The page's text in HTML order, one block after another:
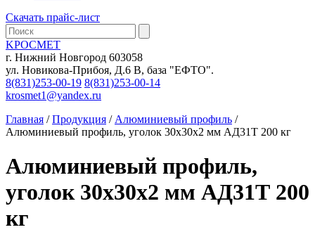
Скачать прайс-лист
KРОСМЕТ
г. Нижний Новгород 603058
ул. Новикова-Прибоя, Д.6 В, база "ЕФТО".
8(831)253-00-19 8(831)253-00-14
krosmet1@yandex.ru
Главная /Продукция / Алюминиевый профиль /
Алюминиевый профиль, уголок 30х30х2 мм АД31Т 200 кг
Алюминиевый профиль,
уголок 30х30х2 мм АД31Т 200
кг